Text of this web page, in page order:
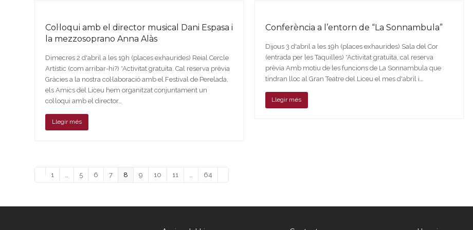
Col·loqui amb el director musical Dani Espasa i
la mezzosoprano Anna Alàs
Dimecres 2 d'abril a les 19h (places exhaurides) Reial Cercle
Artístic (com arribar-hi?) *Activitat gratuïta. Cal reserva prèvia
Gràcies a la nostra col·laboració amb el Festival de Perelada,
els Amics del Liceu hem organitzat conjuntament un
col·loqui amb el director…
Llegir més
Conferència a l’entorn de “La Sonnambula”
Dijous 3 d'abril a les 19h (places exhaurides) Sala del Cor
(entrada per les Taquilles) *Activitat gratuïta, cal reserva
prèvia Amb motiu de les funcions de La Sonnambula que
tindran lloc al Gran Teatre del Liceu el mes d'abril i…
Llegir més
Previous
Page
1 Page
5 Page
6 Page
7 Page
8 Page
9 Page
10 Page
11 Page
64